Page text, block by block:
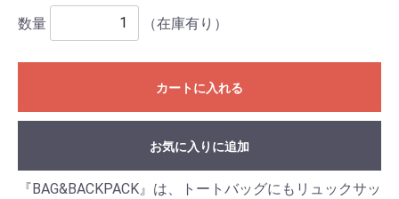
数量 （在庫有り）
カートに入れる
お気に入りに追加
『BAG&BACKPACK』は、トートバッグにもリュックサッ